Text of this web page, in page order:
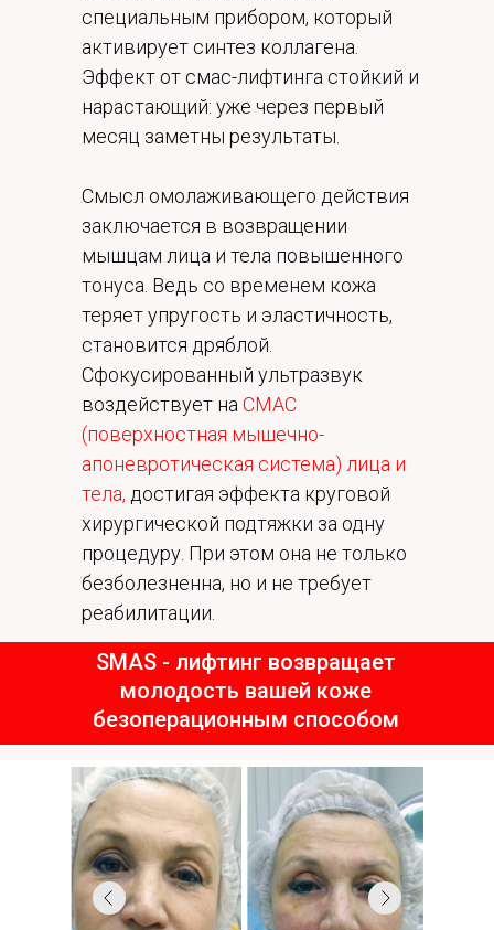
специальным прибором, который
активирует синтез коллагена.
Эффект от смас-лифтинга стойкий и
нарастающий: уже через первый
месяц заметны результаты.
Смысл омолаживающего действия
заключается в возвращении
мышцам лица и тела повышенного
тонуса. Ведь со временем кожа
теряет упругость и эластичность,
становится дряблой.
Сфокусированный ультразвук
воздействует на СМАС
(поверхностная мышечно-
апоневротическая система) лица и
тела, достигая эффекта круговой
хирургической подтяжки за одну
процедуру. При этом она не только
безболезненна, но и не требует
реабилитации.
SMAS - лифтинг возвращает
молодость вашей коже
безоперационным способом